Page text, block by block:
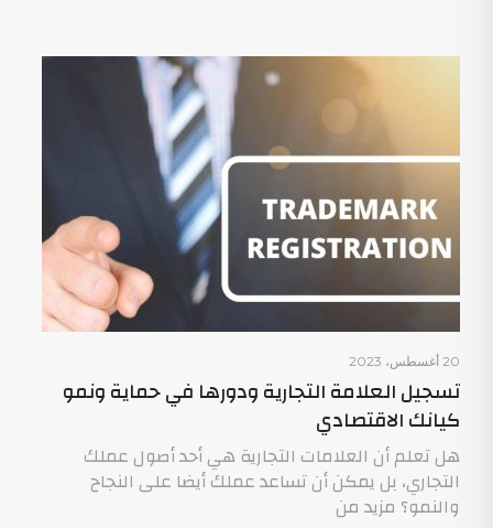
20 أغسطس، 2023
تسجيل العلامة التجارية ودورها في حماية ونمو
كيانك الاقتصادي
هل تعلم أن العلامات التجارية هي أحد أصول عملك
التجاري، بل يمكن أن تساعد عملك أيضا على النجاح
والنمو؟ مزيد من